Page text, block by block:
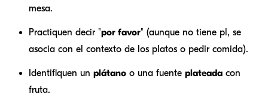
mesa.
Practiquen decir "por favor" (aunque no tiene pl, se
asocia con el contexto de los platos o pedir comida).
Identifiquen un plátano o una fuente plateada con
fruta.